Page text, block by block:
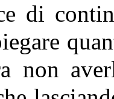
di
non